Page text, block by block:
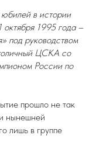
в истории
октября 1995 года –
под руководством
ЦСКА со
России по
прошло не так
нынешней
лишь в группе